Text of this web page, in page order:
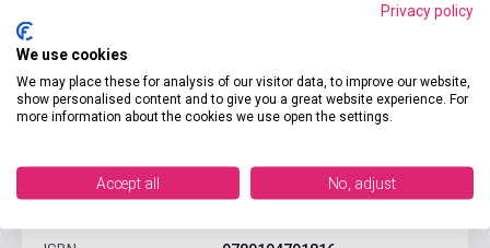
Termékjellemzők
Privacy policy
We use cookies
We may place these for analysis of our visitor data, to improve our website,
show personalised content and to give you a great website experience. For
more information about the cookies we use open the settings.
Accept all No, adjust